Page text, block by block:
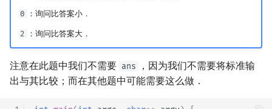
杜教筛
Powerful Number 筛
拟阵
Berlekamp–Massey 算法
PQ 树
手指树
霍夫曼树
图的着色
网络流
图的匹配
Prüfer 序列
0 ：询问比答案小．
2 ：询问比答案大．
注意在此题中我们不需要 ans
，因为我们不需要将标准输
出与其比较；而在其他题中可能需要这么做．